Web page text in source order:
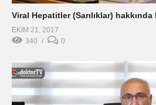
Viral Hepatitler (Sarılıklar)
EKIM 21, 2017
340
0